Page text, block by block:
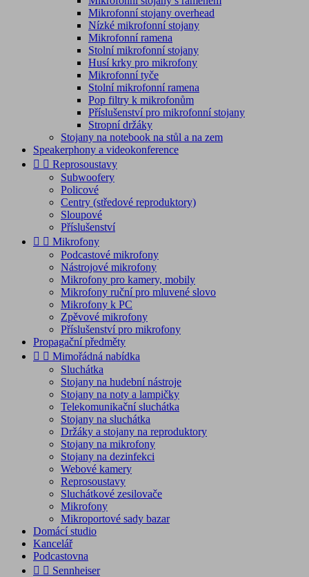
Mikrofonní stojany overhead
Nízké mikrofonní stojany
Mikrofonní ramena
Stolní mikrofonní stojany
Husí krky pro mikrofony
Mikrofonní tyče
Stolní mikrofonní ramena
Pop filtry k mikrofonům
Příslušenství pro mikrofonní stojany
Stropní držáky
Stojany na notebook na stůl a na zem
Speakerphony a videokonference
  Reprosoustavy
Subwoofery
Policové
Centry (středové reproduktory)
Sloupové
Příslušenství
  Mikrofony
Podcastové mikrofony
Nástrojové mikrofony
Mikrofony pro kamery, mobily
Mikrofony ruční pro mluvené slovo
Mikrofony k PC
Zpěvové mikrofony
Příslušenství pro mikrofony
Propagační předměty
  Mimořádná nabídka
Sluchátka
Stojany na hudební nástroje
Stojany na noty a lampičky
Telekomunikační sluchátka
Stojany na sluchátka
Držáky a stojany na reproduktory
Stojany na mikrofony
Stojany na dezinfekci
Webové kamery
Reprosoustavy
Sluchátkové zesilovače
Mikrofony
Mikroportové sady bazar
Domácí studio
Kancelář
Podcastovna
  Sennheiser